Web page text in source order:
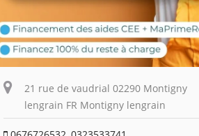
21 rue de vaudrial 02290 Montigny
lengrain FR Montigny lengrain